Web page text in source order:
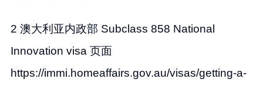
2 澳大利亚内政部 Subclass 858 National
Innovation visa 页面
https://immi.homeaffairs.gov.au/visas/getting-a-